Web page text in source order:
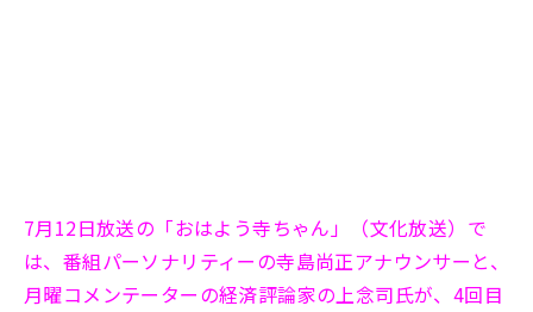
7月12日放送の「おはよう寺ちゃん」（文化放送）で
は、番組パーソナリティーの寺島尚正アナウンサーと、
月曜コメンテーターの経済評論家の上念司氏が、4回目